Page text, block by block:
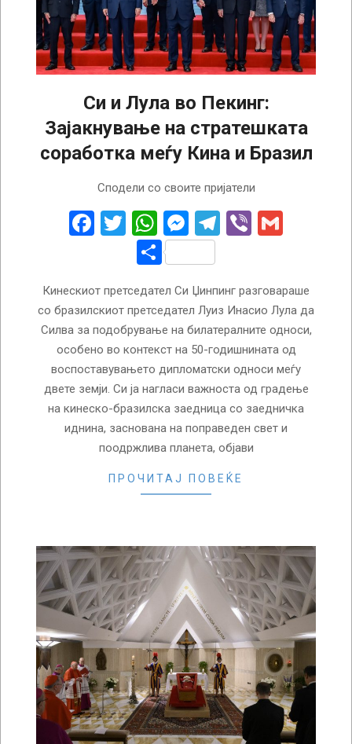
Си и Лула во Пекинг:
Зајакнување на стратешката
соработка меѓу Кина и Бразил
Сподели со своите пријатели
Facebook
Twitter
WhatsApp
Messenger
Telegram
Viber
Share
Кинескиот претседател Си Џинпинг разговараше
со бразилскиот претседател Луиз Инасио Лула да
Силва за подобрување на билатералните односи,
особено во контекст на 50-годишнината од
воспоставувањето дипломатски односи меѓу
двете земји. Си ја нагласи важноста од градење
на кинеско-бразилска заедница со заедничка
иднина, заснована на поправеден свет и
поодржлива планета, објави
ПРОЧИТАЈ ПОВЕЌЕ